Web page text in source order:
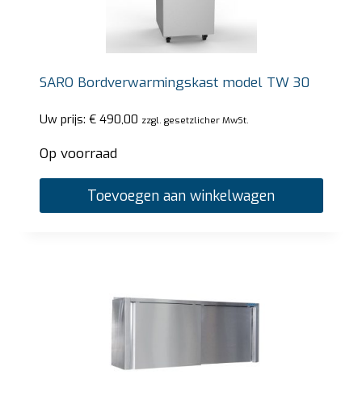
SARO Bordverwarmingskast model TW 30
Uw prijs: €490,00 zzgl. gesetzlicher MwSt.
Op voorraad
Toevoegen aan winkelwagen